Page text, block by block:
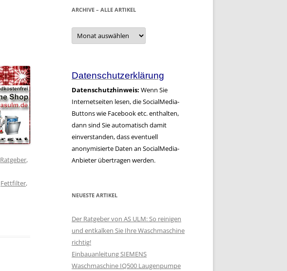
Ratgeber,
Fettfilter,
ARCHIVE – ALLE ARTIKEL
Archive
alle
Datenschutzerklärung
Datenschutzhinweis: Wenn Sie
Internetseiten lesen, die SocialMedia-
Buttons wie Facebook etc. enthalten,
dann sind Sie automatisch damit
einverstanden, dass eventuell
anonymisierte Daten an SocialMedia-
Anbieter übertragen werden.
NEUESTE ARTIKEL
Der Ratgeber von AS ULM: So reinigen
und entkalken Sie Ihre Waschmaschine
richtig!
Einbauanleitung SIEMENS
Waschmaschine IQ500 Laugenpumpe